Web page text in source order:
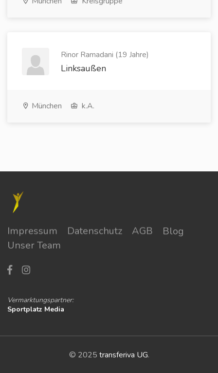
Rinor Ramadani (19 Jahre)
Linksaußen
München k.A.
Impressum Datenschutz AGB
Blog
Unser Team
Vermarktungspartner:
Sportplatz Media
© 2025 transferiva UG.